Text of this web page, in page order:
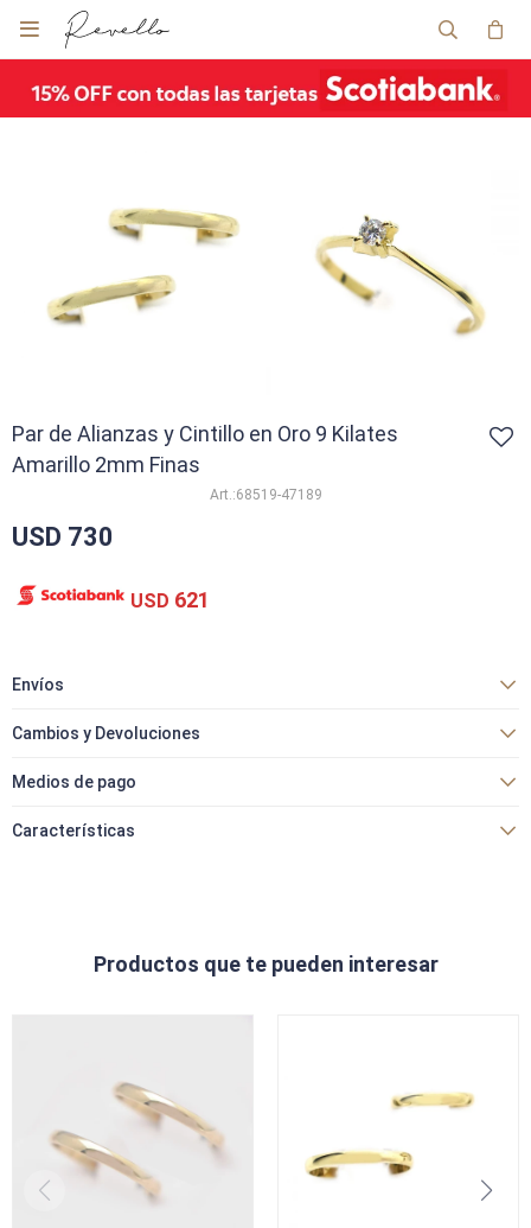

Par de Alianzas y Cintillo en Oro 9 Kilates
Amarillo 2mm Finas
68519-47189
USD 730
USD 621
Envíos
Cambios y Devoluciones
Medios de pago
Características
Productos que te pueden interesar